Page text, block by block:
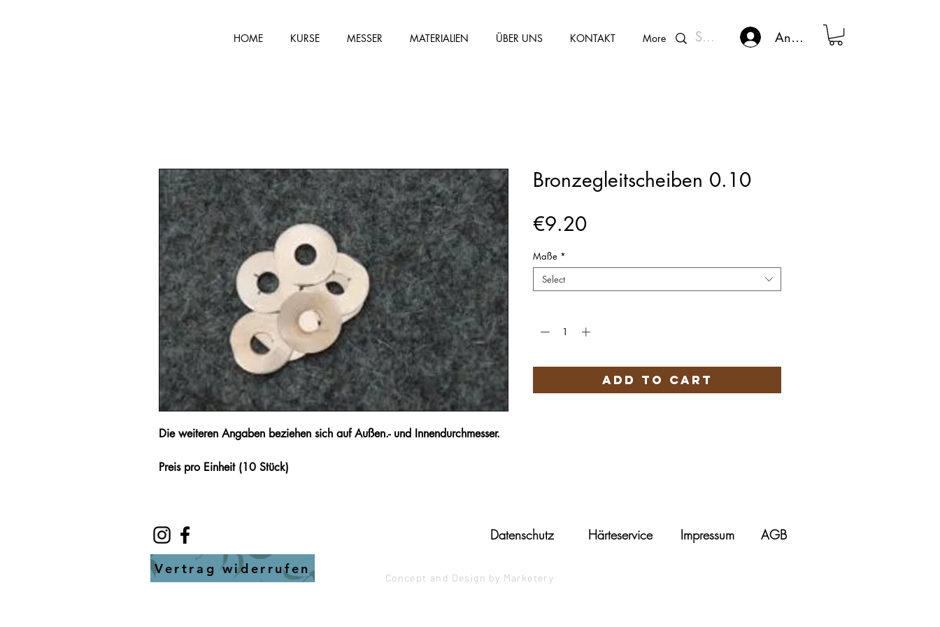
HOME KURSE MESSER MATERIALIEN ÜBER UNS KONTAKT More Kunden - Login
Anmelden
Die weiteren Angaben beziehen sich auf Außen.- und Innendurchmesser.
Preis pro Einheit (10 Stück)
Bronzegleitscheiben 0.10
€9.20Price
Maße *
Select
Add to Cart
Vertrag widerrufen
Datenschutz Härteservice Impressum AGB
Concept and Design by Marketery